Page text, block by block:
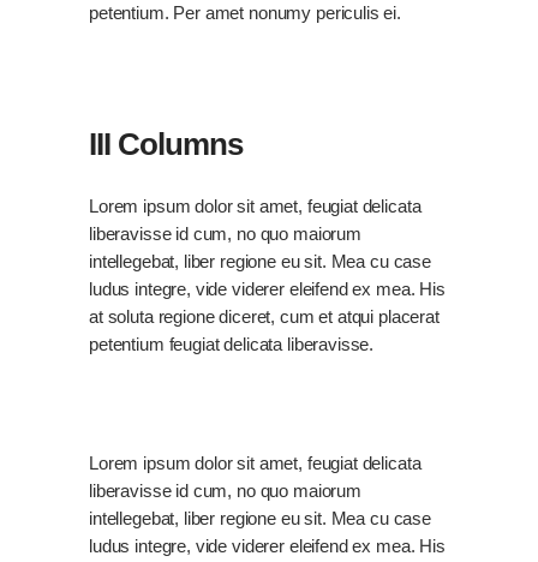
petentium. Per amet nonumy periculis ei.
III Columns
Lorem ipsum dolor sit amet, feugiat delicata
liberavisse id cum, no quo maiorum
intellegebat, liber regione eu sit. Mea cu case
ludus integre, vide viderer eleifend ex mea. His
at soluta regione diceret, cum et atqui placerat
petentium feugiat delicata liberavisse.
Lorem ipsum dolor sit amet, feugiat delicata
liberavisse id cum, no quo maiorum
intellegebat, liber regione eu sit. Mea cu case
ludus integre, vide viderer eleifend ex mea. His